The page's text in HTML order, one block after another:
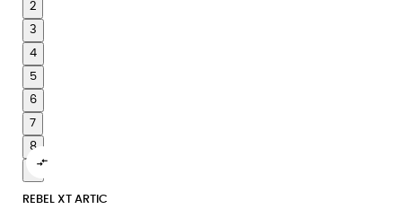
2
3
4
5
6
7
8

REBEL XT ARTIC